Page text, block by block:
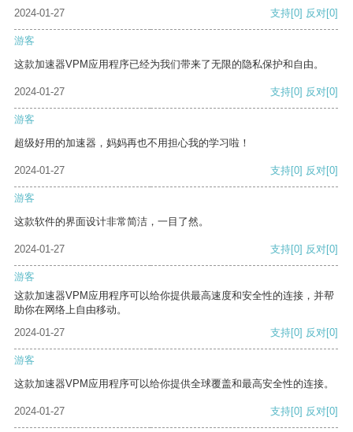
2024-01-27
支持[0] 反对[0]
游客
这款加速器VPM应用程序已经为我们带来了无限的隐私保护和自由。
2024-01-27 支持[0] 反对[0]
游客
超级好用的加速器，妈妈再也不用担心我的学习啦！
2024-01-27 支持[0] 反对[0]
游客
这款软件的界面设计非常简洁，一目了然。
2024-01-27 支持[0] 反对[0]
游客
这款加速器VPM应用程序可以给你提供最高速度和安全性的连接，并帮
助你在网络上自由移动。
2024-01-27
支持[0] 反对[0]
游客
这款加速器VPM应用程序可以给你提供全球覆盖和最高安全性的连接。
2024-01-27 支持[0] 反对[0]